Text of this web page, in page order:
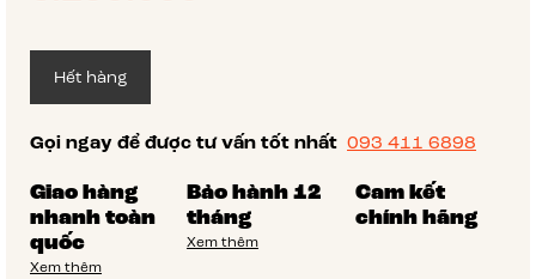
Hết hàng
Gọi ngay để được tư vấn tốt nhất 093 411 6898
Giao hàng
nhanh toàn
quốc
Xem thêm
Bảo hành 12
tháng
Xem thêm
Cam kết
chính hãng